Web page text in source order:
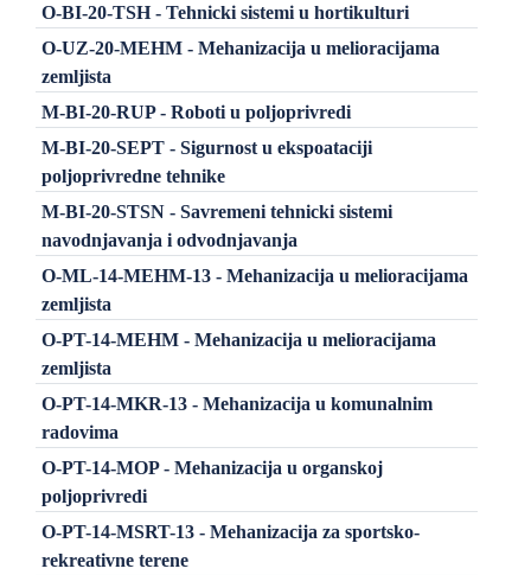
O-BI-20-TSH - Tehnicki sistemi u hortikulturi
O-UZ-20-MEHM - Mehanizacija u melioracijama
zemljista
M-BI-20-RUP - Roboti u poljoprivredi
M-BI-20-SEPT - Sigurnost u ekspoataciji
poljoprivredne tehnike
M-BI-20-STSN - Savremeni tehnicki sistemi
navodnjavanja i odvodnjavanja
O-ML-14-MEHM-13 - Mehanizacija u melioracijama
zemljista
O-PT-14-MEHM - Mehanizacija u melioracijama
zemljista
O-PT-14-MKR-13 - Mehanizacija u komunalnim
radovima
O-PT-14-MOP - Mehanizacija u organskoj
poljoprivredi
O-PT-14-MSRT-13 - Mehanizacija za sportsko-
rekreativne terene